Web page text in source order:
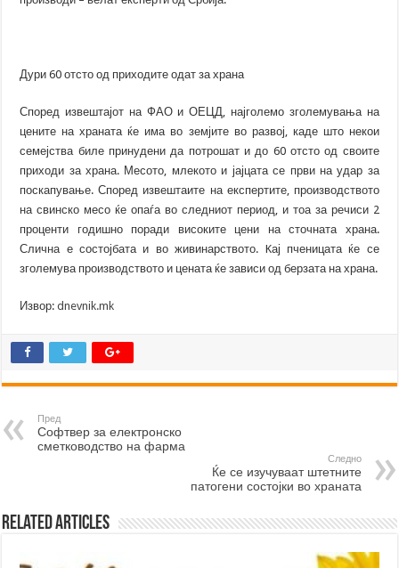
Дури 60 отсто од приходите одат за храна
Според извештајот на ФАО и ОЕЦД, најголемо зголемувања на
цените на храната ќе има во земјите во развој, каде што некои
семејства биле принудени да потрошат и до 60 отсто од своите
приходи за храна. Месото, млекото и јајцата се први на удар за
поскапување. Според извештаите на експертите, производството
на свинско месо ќе опаѓа во следниот период, и тоа за речиси 2
проценти годишно поради високите цени на сточната храна.
Слична е состојбата и во живинарството. Kај пченицата ќе се
зголемува производството и цената ќе зависи од берзата на храна.
Извор:dnevnik.mk
Пред
Софтвер за електронско
сметководство на фарма
Следно
Ќе се изучуваат штетните
патогени состојки во храната
Related Articles